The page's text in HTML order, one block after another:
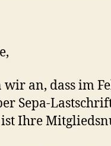
an, dass im
Sepa-
Ihre